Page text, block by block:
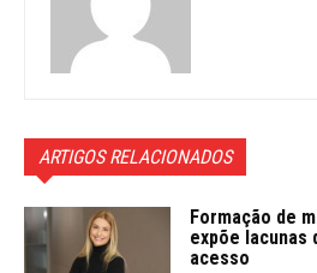
ARTIGOS RELACIONADOS
Formação de
expõe lacunas
acesso